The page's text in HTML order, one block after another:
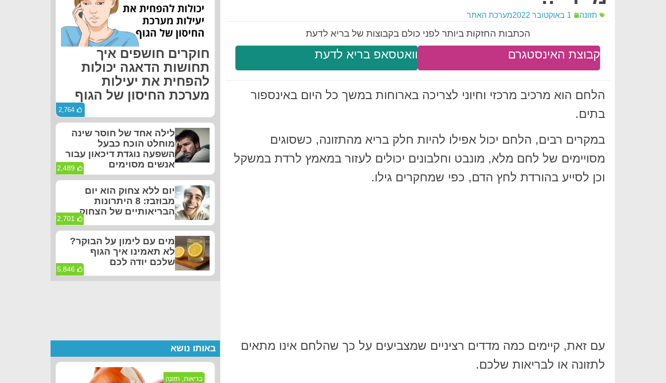
תזונה 1 באוקטובר 2022 מערכת האתר
הכתבות החזקות ביותר לפני כולם בקבוצות של בריא לדעת
וואטסאפ בריא לדעת קבוצת האינסטגרם
הלחם הוא מרכיב מרכזי וחיוני לצריכה בארוחות במשך כל היום באינספור
בתים.
במקרים רבים, הלחם יכול אפילו להיות חלק בריא מהתזונה, כשסוגים
מסויימים של לחם מלא, מונבט וחלבונים יכולים לעזור במאמץ לרדת במשקל
וכן לסייע בהורדת לחץ הדם, כפי שמחקרים גילו.
עם זאת, קיימים כמה מדדים רציניים שמצביעים על כך שהלחם אינו מתאים
לתזונה או לבריאות שלכם.
חוקרים חושפים איך
תחושות הדאגה יכולות
להפחית את יעילות
מערכת החיסון של הגוף
2,764
לילה אחד של חוסר שינה
מוחלט הוכח כבעל
השפעה נוגדת דיכאון עבור
אנשים מסוימים
2,489
יום ללא צחוק הוא יום
מבוזבז: 8 היתרונות
הבריאותיים של הצחוק
2,701
מים עם לימון על הבוקר?
לא תאמינו איך הגוף
שלכם יודה לכם
5,846
באותו נושא
בריאות תזונה